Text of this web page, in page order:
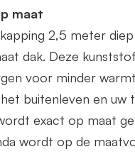
maat
2,5 meter
dak. Deze
voor minder
buitenleven en uw
exact op maat
wordt op de